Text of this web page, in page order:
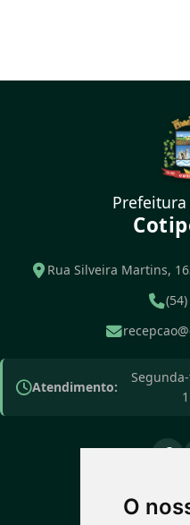
O
Rua Silveira Martins,
Atendimento: